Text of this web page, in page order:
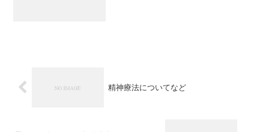
精神療法についてなど